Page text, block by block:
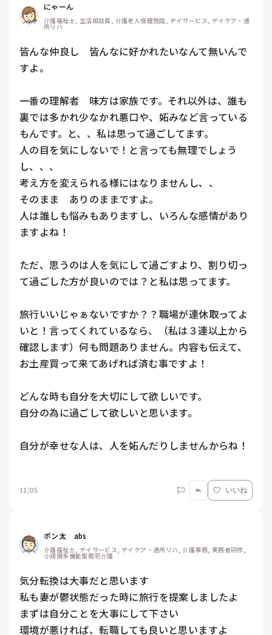
にゃーん
介護福祉士, 生活相談員, 介護老人保健施設, デイサービス, デイケア・通
所リハ
皆んな仲良し　皆んなに好かれたいなんて無いんで
すよ。
一番の理解者　味方は家族です。それ以外は、誰も
裏では多かれ少なかれ悪口や、妬みなど言っている
もんです。と、、私は思って過ごしてます。
人の目を気にしないで！と言っても無理でしょう
し、、、
考え方を変えられる様にはなりませんし、、
そのまま　ありのままですよ。
人は誰しも悩みもありますし、いろんな感情があり
ますよね！
ただ、思うのは人を気にして過ごすより、割り切っ
て過ごした方が良いのでは？と私は思ってます。
旅行いいじゃぁないですか？？職場が連休取ってよ
いと！言ってくれているなら、（私は３連以上から
確認します）何も問題ありません。内容も伝えて、
お土産買って来てあげれば済む事ですよ！
どんな時も自分を大切にして欲しいです。
自分の為に過ごして欲しいと思います。
自分が幸せな人は、人を妬んだりしませんからね！
11/05 いいね
ポン太　abs
介護福祉士, デイサービス, デイケア・通所リハ, 介護事務, 実務者研修,
小規模多機能型居宅介護
気分転換は大事だと思います
私も妻が鬱状態だった時に旅行を提案しましたよ
まずは自分ことを大事にして下さい